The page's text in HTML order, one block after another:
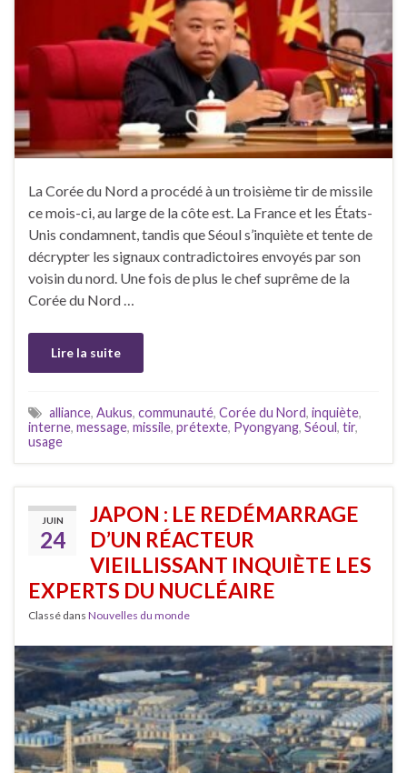
La Corée du Nord a procédé à un troisième tir de missile
ce mois-ci, au large de la côte est. La France et les États-
Unis condamnent, tandis que Séoul s’inquiète et tente de
décrypter les signaux contradictoires envoyés par son
voisin du nord. Une fois de plus le chef suprême de la
Corée du Nord …
Lire la suite
alliance, Aukus, communauté, Corée du Nord, inquiète,
interne, message, missile, prétexte, Pyongyang, Séoul, tir,
usage
JUIN
24
JAPON : LE REDÉMARRAGE
D’UN RÉACTEUR
VIEILLISSANT INQUIÈTE LES
EXPERTS DU NUCLÉAIRE
Classé dans Nouvelles du monde